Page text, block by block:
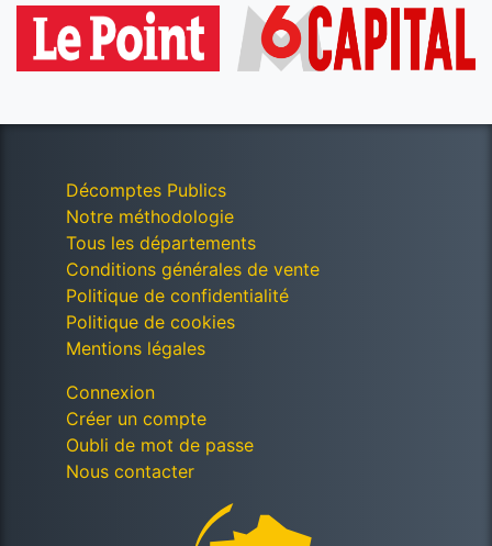
Décomptes Publics
Notre méthodologie
Tous les départements
Conditions générales de vente
Politique de confidentialité
Politique de cookies
Mentions légales
Connexion
Créer un compte
Oubli de mot de passe
Nous contacter